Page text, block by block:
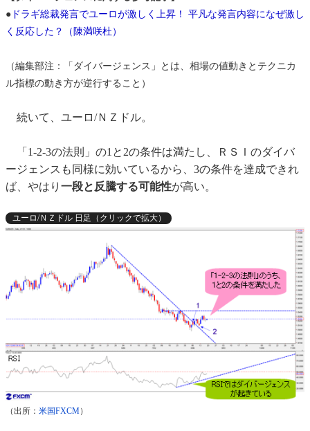
● ドラギ総裁発言でユーロが激しく上昇！ 平凡な発言内容になぜ激し
く反応した？（陳満咲杜）
（編集部注：「ダイバージェンス」とは、相場の値動きとテクニカ
ル指標の動き方が逆行すること）
続いて、ユーロ/ＮＺドル。
「1-2-3の法則」の1と2の条件は満たし、ＲＳＩのダイバ
ージェンスも同様に効いているから、3の条件を達成できれ
ば、やはり 一段と反騰する可能性が高い。
ユーロ/ＮＺドル 日足（クリックで拡大）
（出所： 米国FXCM）